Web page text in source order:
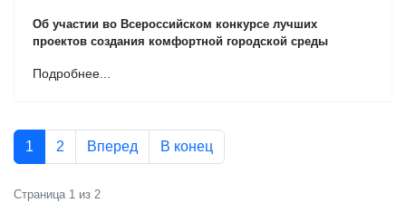
Об участии во Всероссийском конкурсе лучших
проектов создания комфортной городской среды
Подробнее...
1 2 Вперед В конец
Страница 1 из 2